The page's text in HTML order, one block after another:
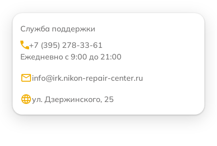
Служба поддержки
+7 (395) 278-33-61
Ежедневно с 9:00 до 21:00
info@irk.nikon-repair-center.ru
ул. Дзержинского, 25